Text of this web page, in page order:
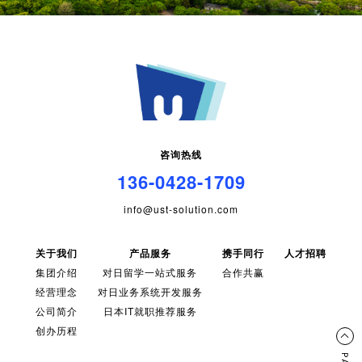
咨询热线
136-0428-1709
info@ust-solution.com
关于我们
集团介绍
经营理念
公司简介
创办历程
产品服务
对日留学一站式服务
对日业务系统开发服务
日本IT就职推荐服务
携手同行
合作共赢
人才招聘